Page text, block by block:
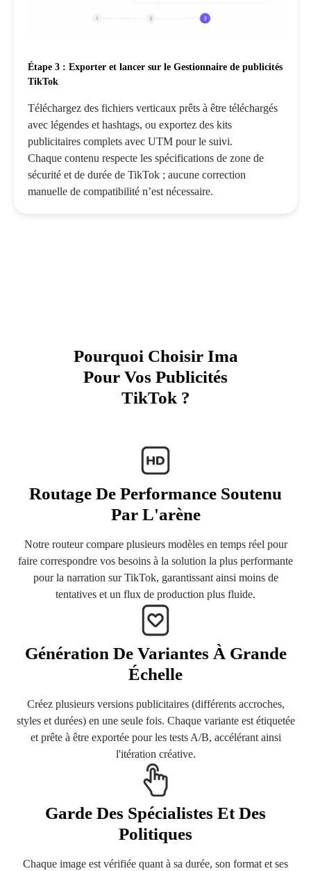
Étape 3 : Exporter et lancer sur le Gestionnaire de publicités
TikTok
Téléchargez des fichiers verticaux prêts à être téléchargés
avec légendes et hashtags, ou exportez des kits
publicitaires complets avec UTM pour le suivi.
Chaque contenu respecte les spécifications de zone de
sécurité et de durée de TikTok ; aucune correction
manuelle de compatibilité n’est nécessaire.
Pourquoi Choisir Ima
Pour Vos Publicités
TikTok ?
Routage De Performance Soutenu
Par L'arène
Notre routeur compare plusieurs modèles en temps réel pour
faire correspondre vos besoins à la solution la plus performante
pour la narration sur TikTok, garantissant ainsi moins de
tentatives et un flux de production plus fluide.
Génération De Variantes À Grande
Échelle
Créez plusieurs versions publicitaires (différents accroches,
styles et durées) en une seule fois. Chaque variante est étiquetée
et prête à être exportée pour les tests A/B, accélérant ainsi
l'itération créative.
Garde Des Spécialistes Et Des
Politiques
Chaque image est vérifiée quant à sa durée, son format et ses